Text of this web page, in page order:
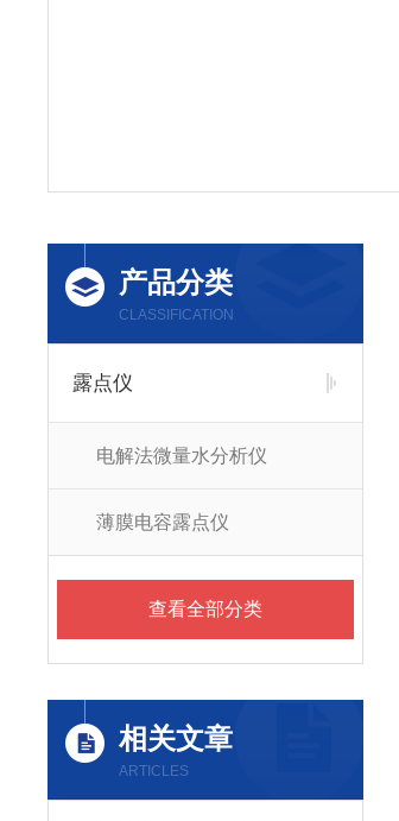
产品分类
CLASSIFICATION
露点仪
电解法微量水分析仪
薄膜电容露点仪
查看全部分类
相关文章
ARTICLES